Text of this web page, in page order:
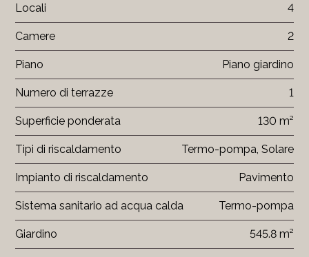
Locali 4
Camere 2
Piano Piano giardino
Numero di terrazze 1
Superficie ponderata 130 m²
Tipi di riscaldamento Termo-pompa, Solare
Impianto di riscaldamento Pavimento
Sistema sanitario ad acqua calda Termo-pompa
Giardino 545.8 m²